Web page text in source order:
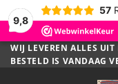
9,8
57
Ga
naar
WIJ LEVEREN ALLES
BESTELD IS VANDAAG